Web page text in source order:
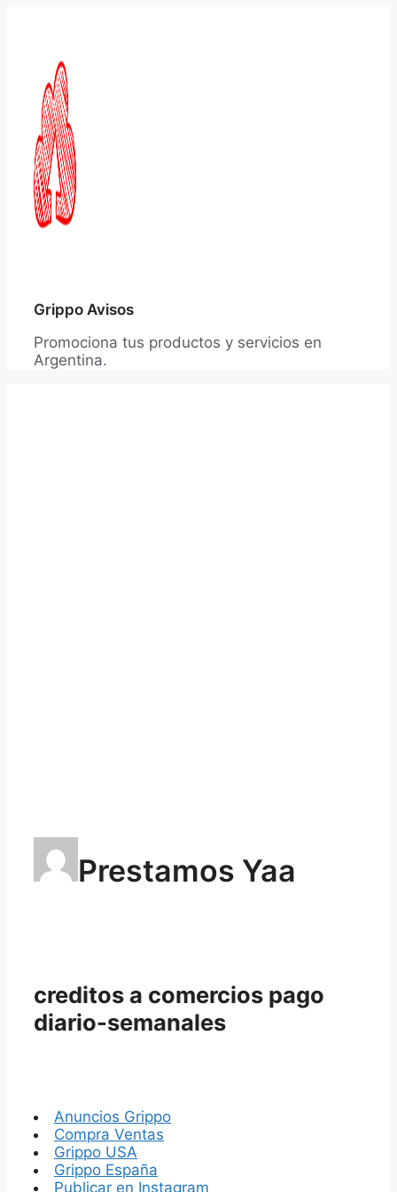
Grippo Avisos
Promociona tus productos y servicios en
Argentina.
Prestamos Yaa
creditos a comercios pago
diario-semanales
Anuncios Grippo
Compra Ventas
Grippo USA
Grippo España
Publicar en Instagram